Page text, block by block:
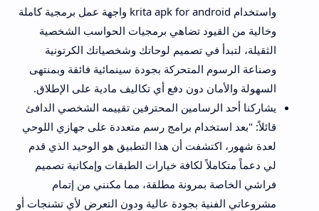
واستخدام krita apk for android واجهة عمل برمجية كاملة
وخالية من القيود تضاهي برمجيات الحواسب الشخصية
الثقيلة، لتبدأ في تصميم لوحاتك وشخصياتك الكرتونية
وصناعة الرسوم المتحركة بجودة سينمائية فائقة وبمنتهى
السهولة والأمان دون دفع أي تكاليف مادية على الإطلاق.
يشاركنا أحد الرسامين المحترفين تقييمه الشخصي الدافئ
قائلاً: "بعد استخدام برامج رسم متعددة على جهازي اللوحي
لعدة شهور، اكتشفت أن هذا التطبيق هو الوحيد الذي قدم
لي دعماً متكاملاً لكافة خيارات الطبقات وإمكانية تصميم
فراشي الخاصة بمرونة مطلقة، مما مكنني من إتمام
مشروعاتي الفنية بجودة عالية ودون التعرض لأي تشنجات أو